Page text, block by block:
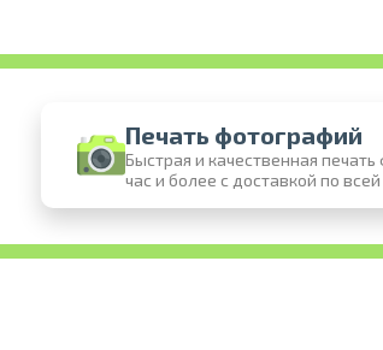
Печать фотографий
Быстрая и качественная
час и более с доставкой по